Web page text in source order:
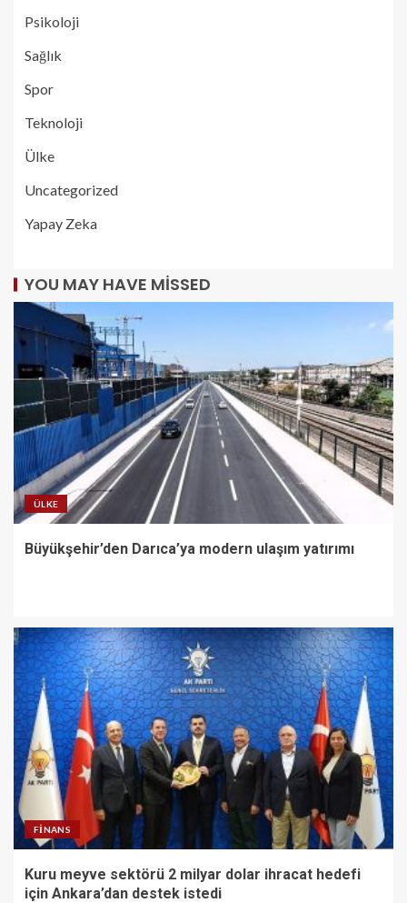
Psikoloji
Sağlık
Spor
Teknoloji
Ülke
Uncategorized
Yapay Zeka
YOU MAY HAVE MISSED
ÜLKE
Büyükşehir’den Darıca’ya modern ulaşım yatırımı
FINANS
Kuru meyve sektörü 2 milyar dolar ihracat hedefi
için Ankara’dan destek istedi